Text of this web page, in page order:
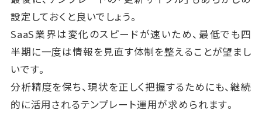
設定しておくと良いでしょう。
SaaS業界は変化のスピードが速いため、最低でも四
半期に一度は情報を見直す体制を整えることが望まし
いです。
分析精度を保ち、現状を正しく把握するためにも、継続
的に活用されるテンプレート運用が求められます。